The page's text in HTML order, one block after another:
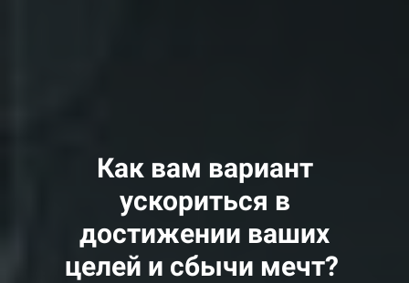
Как вам вариант
ускориться в
достижении ваших
целей и сбычи мечт?